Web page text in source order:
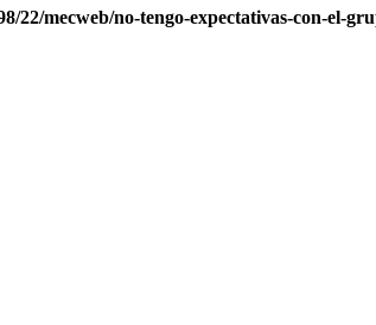
22/mecweb/no-tengo-expectativas-con-el-